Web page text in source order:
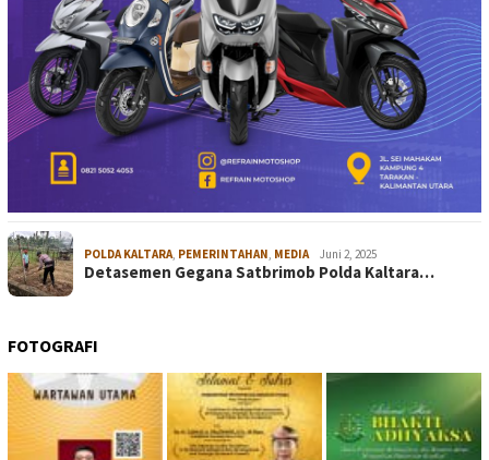
POLDA KALTARA PEMERINTAHAN MEDIA Juni 2, 2025
Detasemen Gegana Satbrimob Polda Kaltara…
FOTOGRAFI